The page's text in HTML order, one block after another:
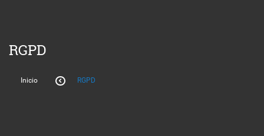
RGPD
Inicio RGPD